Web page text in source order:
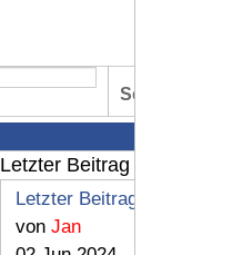
Seite:
Letzter Beitrag
Letzter Beitrag
von Jan